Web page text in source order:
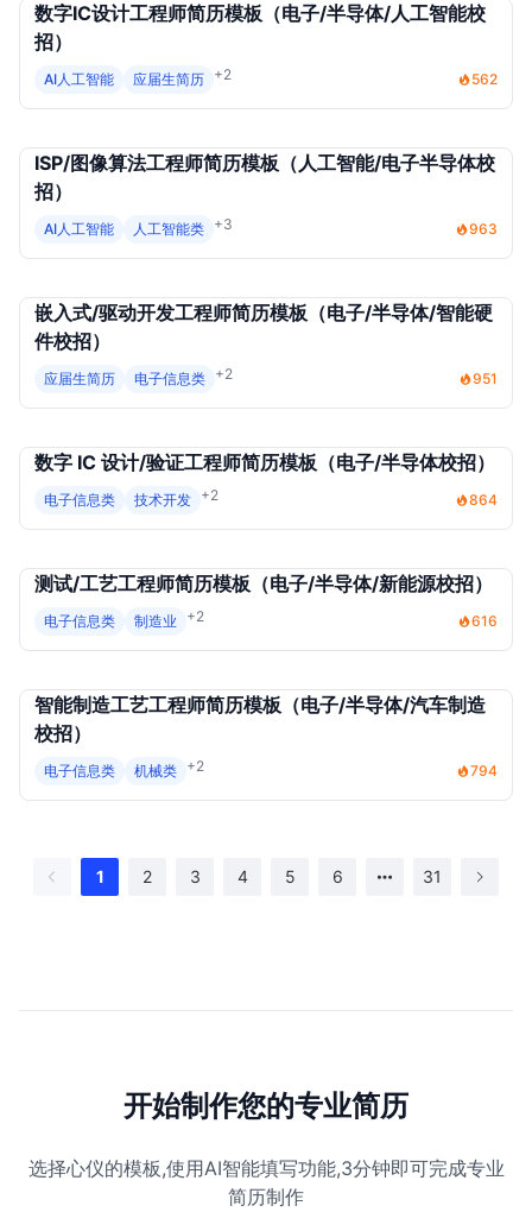
数字IC设计工程师简历模板（电子/半导体/人工智能校
招）
AI人工智能 应届生简历 +2 562
ISP/图像算法工程师简历模板（人工智能/电子半导体校
招）
AI人工智能 人工智能类 +3 963
嵌入式/驱动开发工程师简历模板（电子/半导体/智能硬
件校招）
应届生简历 电子信息类 +2 951
数字 IC 设计/验证工程师简历模板（电子/半导体校招）
电子信息类 技术开发 +2 864
测试/工艺工程师简历模板（电子/半导体/新能源校招）
电子信息类 制造业 +2 616
智能制造工艺工程师简历模板（电子/半导体/汽车制造
校招）
电子信息类 机械类 +2 794
1 2 3 4 5 6 31
开始制作您的专业简历
选择心仪的模板,使用AI智能填写功能,3分钟即可完成专业
简历制作